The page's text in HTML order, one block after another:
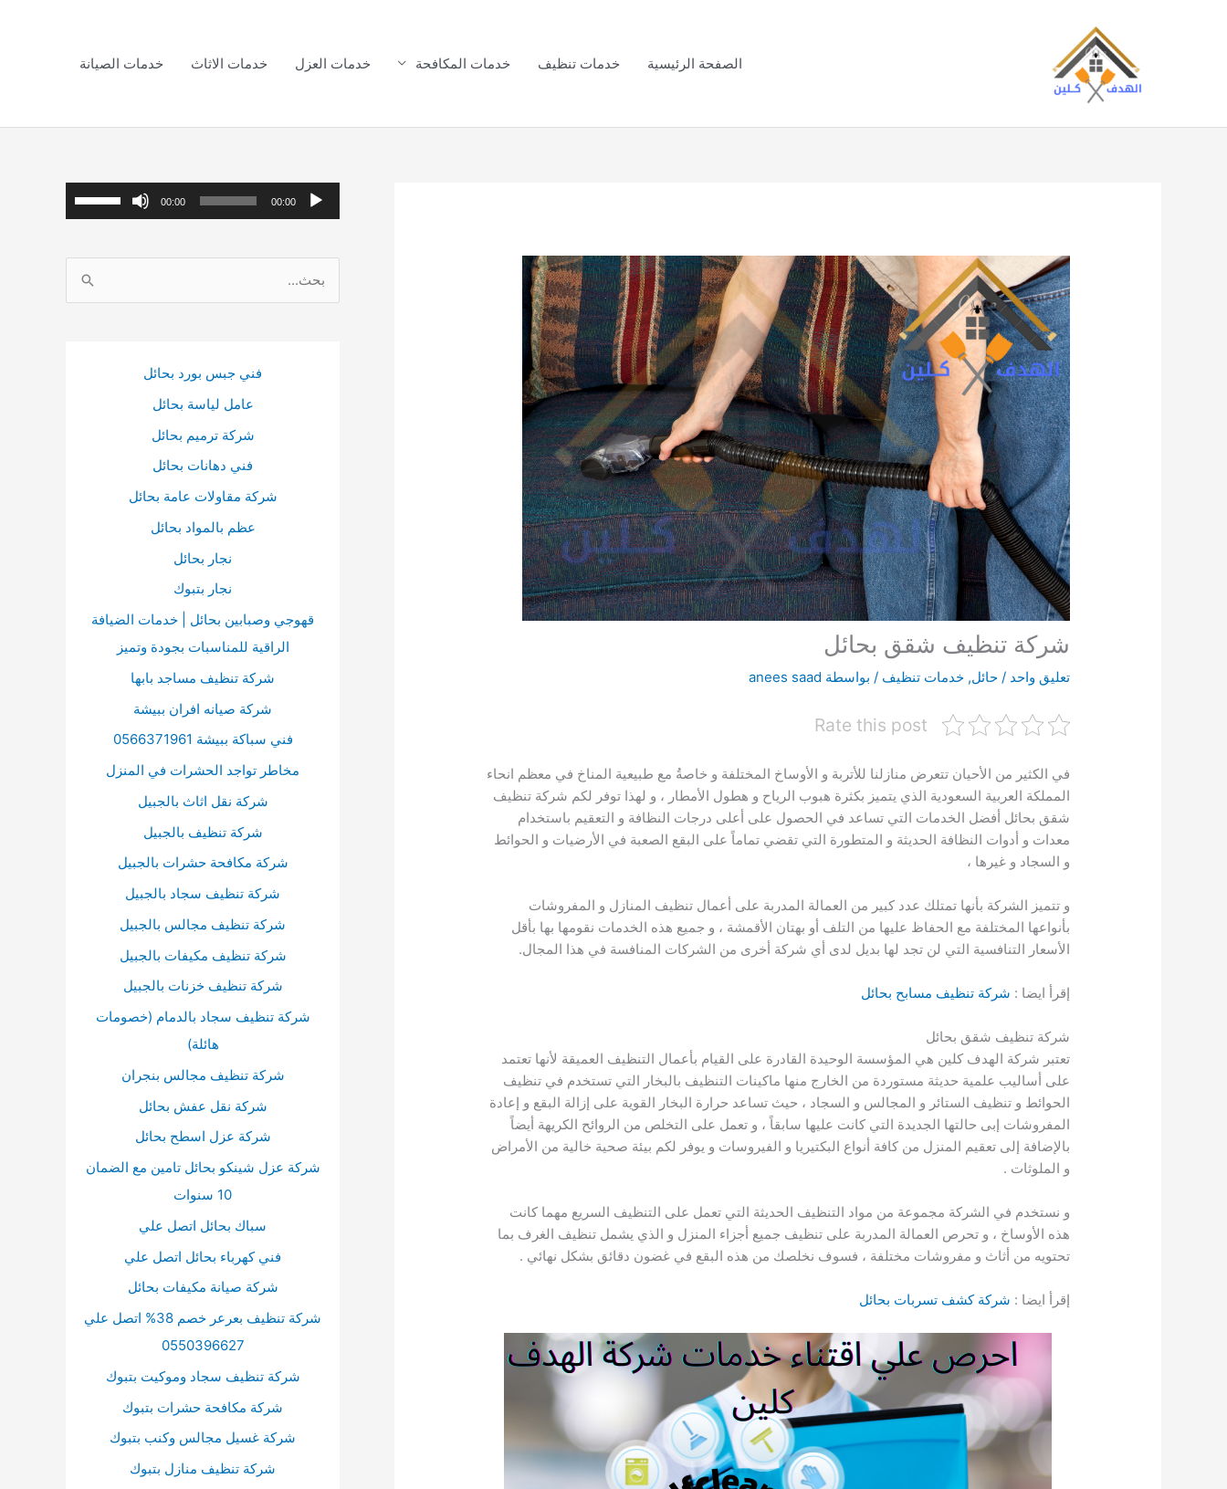
الصفحة الرئيسية خدمات تنظيف خدمات المكافحة خدمات العزل خدمات الاثاث خدمات الصيانة
شركة تنظيف شقق بحائل
تعليق واحد /حائل,خدمات تنظيف / بواسطة anees saad
Rate this post
في الكثير من الأحيان تتعرض منازلنا للأتربة و الأوساخ المختلفة و خاصةُ مع طبيعية المناخ في معظم انحاء
المملكة العربية السعودية الذي يتميز بكثرة هبوب الرياح و هطول الأمطار ، و لهذا توفر لكم شركة تنظيف
شقق بحائل أفضل الخدمات التي تساعد في الحصول على أعلى درجات النظافة و التعقيم باستخدام
معدات و أدوات النظافة الحديثة و المتطورة التي تقضي تماماً على البقع الصعبة في الأرضيات و الحوائط
و السجاد و غيرها ،
و تتميز الشركة بأنها تمتلك عدد كبير من العمالة المدربة على أعمال تنظيف المنازل و المفروشات
بأنواعها المختلفة مع الحفاظ عليها من التلف أو بهتان الأقمشة ، و جميع هذه الخدمات نقومها بها بأقل
الأسعار التنافسية التي لن تجد لها بديل لدى أي شركة أخرى من الشركات المنافسة في هذا المجال.
إقرأ ايضا : شركة تنظيف مسابح بحائل
شركة تنظيف شقق بحائل
تعتبر شركة الهدف كلين هي المؤسسة الوحيدة القادرة على القيام بأعمال التنظيف العميقة لأنها تعتمد
على أساليب علمية حديثة مستوردة من الخارج منها ماكينات التنظيف بالبخار التي تستخدم في تنظيف
الحوائط و تنظيف الستائر و المجالس و السجاد ، حيث تساعد حرارة البخار القوية على إزالة البقع و إعادة
المفروشات إبى حالتها الجديدة التي كانت عليها سابقاً ، و تعمل على التخلص من الروائح الكريهة أيضاً
بالإضافة إلى تعقيم المنزل من كافة أنواع البكتيريا و الفيروسات و يوفر لكم بيئة صحية خالية من الأمراض
و الملوثات .
و نستخدم في الشركة مجموعة من مواد التنظيف الحديثة التي تعمل على التنظيف السريع مهما كانت
هذه الأوساخ ، و تحرص العمالة المدربة على تنظيف جميع أجزاء المنزل و الذي يشمل تنظيف الغرف بما
تحتويه من أثاث و مفروشات مختلفة ، فسوف نخلصك من هذه البقع في غضون دقائق بشكل نهائي .
إقرأ ايضا : شركة كشف تسربات بحائل
ش
ا
00:00
00:00
ا
س
د
فني جبس بورد بحائل
عامل لياسة بحائل
شركة ترميم بحائل
فني دهانات بحائل
شركة مقاولات عامة بحائل
عظم بالمواد بحائل
نجار بحائل
نجار بتبوك
قهوجي وصبابين بحائل | خدمات الضيافة
الراقية للمناسبات بجودة وتميز
شركة تنظيف مساجد بابها
شركة صيانه افران ببيشة
فني سباكة ببيشة 0566371961
مخاطر تواجد الحشرات في المنزل
شركة نقل اثاث بالجبيل
شركة تنظيف بالجبيل
شركة مكافحة حشرات بالجبيل
شركة تنظيف سجاد بالجبيل
شركة تنظيف مجالس بالجبيل
شركة تنظيف مكيفات بالجبيل
شركة تنظيف خزنات بالجبيل
شركة تنظيف سجاد بالدمام (خصومات
هائلة)
شركة تنظيف مجالس بنجران
شركة نقل عفش بحائل
شركة عزل اسطح بحائل
شركة عزل شينكو بحائل تامين مع الضمان
10 سنوات
سباك بحائل اتصل علي
فني كهرباء بحائل اتصل علي
شركة صيانة مكيفات بحائل
شركة تنظيف بعرعر خصم 38% اتصل علي
0550396627
شركة تنظيف سجاد وموكيت بتبوك
شركة مكافحة حشرات بتبوك
شركة غسيل مجالس وكنب بتبوك
شركة تنظيف منازل بتبوك